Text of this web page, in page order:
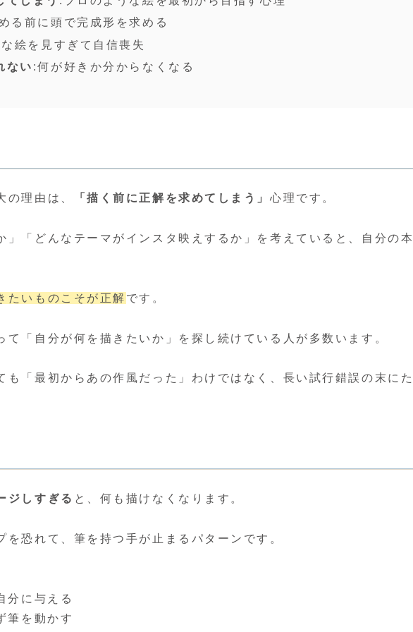
る前に頭で完成形を求める
絵を見すぎて自信喪失
ない :何が好きか分からなくなる
の理由は、 「描く前に正解を求めてしまう」心理です。
」「どんなテーマがインスタ映えするか」を考えていると、自分の
たいものこそが正解 です。
て「自分が何を描きたいか」を探し続けている人が多数います。
も「最初からあの作風だった」わけではなく、長い試行錯誤の末に
ジしすぎる と、何も描けなくなります。
恐れて、筆を持つ手が止まるパターンです。
分に与える
筆を動かす